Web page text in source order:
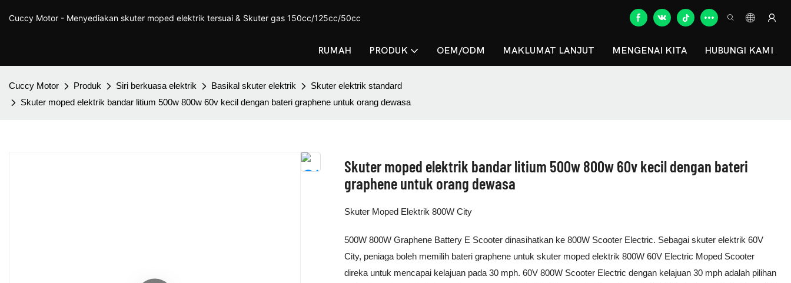
Cuccy Motor - Menyediakan skuter moped elektrik tersuai & Skuter gas 150cc/125cc/50cc
RUMAH PRODUK OEM/ODM MAKLUMAT LANJUT MENGENAI KITA HUBUNGI KAMI
Cuccy Motor Produk Siri berkuasa elektrik Basikal skuter elektrik
Skuter elektrik standard
Skuter moped elektrik bandar litium 500w 800w 60v kecil dengan bateri graphene untuk orang dewasa
Skuter moped elektrik bandar litium 500w 800w 60v kecil dengan bateri
graphene untuk orang dewasa
Skuter Moped Elektrik 800W City
500W 800W Graphene Battery E Scooter dinasihatkan ke 800W Scooter Electric. Sebagai skuter elektrik 60V
City, peniaga boleh memilih bateri graphene untuk skuter moped elektrik 800W 60V Electric Moped Scooter
direka untuk mencapai kelajuan pada 30 mph. 60V 800W Scooter Electric dengan kelajuan 30 mph adalah pilihan